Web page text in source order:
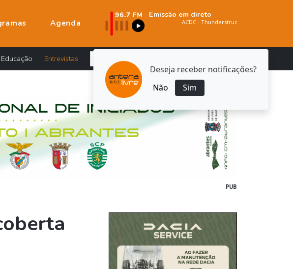
Deseja receber notificações?
Não
Sim
Agenda
Emissão em direto
Educação Entrevistas
PUB